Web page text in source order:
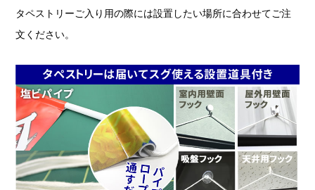
タペストリーご入り用の際には設置したい場所に合わせてご注
文ください。